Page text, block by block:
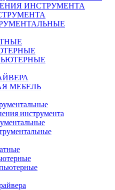
ИНСТРУМЕНТА
МЕБЕЛЬ
инструмента